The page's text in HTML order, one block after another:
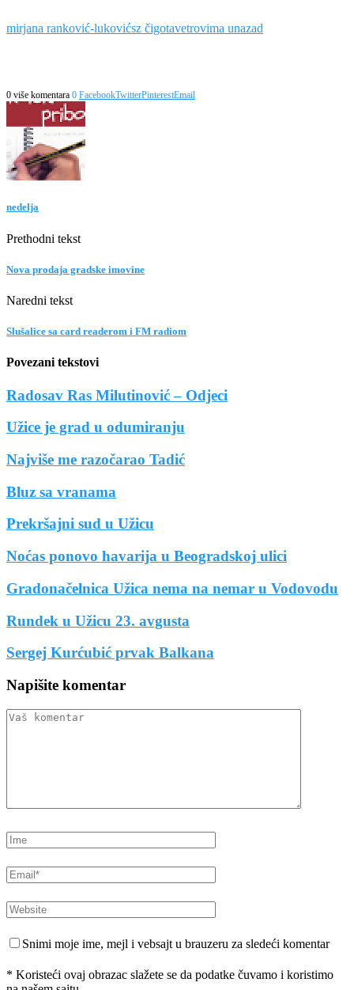
mirjana ranković-lukovićsz čigotavetrovima unazad
0 više komentara 0 FacebookTwitterPinterestEmail
nedelja
Prethodni tekst
Nova prodaja gradske imovine
Naredni tekst
Slušalice sa card readerom i FM radiom
Povezani tekstovi
Radosav Ras Milutinović – Odjeci
Užice je grad u odumiranju
Najviše me razočarao Tadić
Bluz sa vranama
Prekršajni sud u Užicu
Noćas ponovo havarija u Beogradskoj ulici
Gradonačelnica Užica nema na nemar u Vodovodu
Rundek u Užicu 23. avgusta
Sergej Kurćubić prvak Balkana
Napišite komentar
Snimi moje ime, mejl i vebsajt u brauzeru za sledeći komentar
* Koristeći ovaj obrazac slažete se da podatke čuvamo i koristimo